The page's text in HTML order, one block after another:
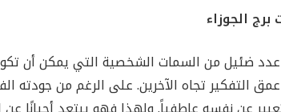
برج الجوزاء
ضئيل من السمات الشخصية التي يمكن أن
التفكير تجاه الآخرين. على الرغم من جودته